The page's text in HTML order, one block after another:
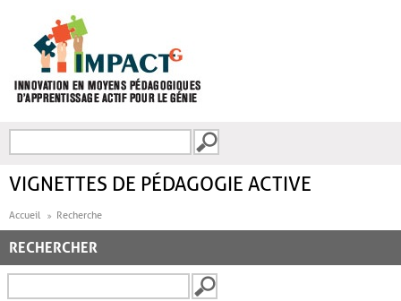
FORMULAIRE DE
VIGNETTES DE PÉDAGOGIE ACTIVE
Accueil Recherche
RECHERCHER